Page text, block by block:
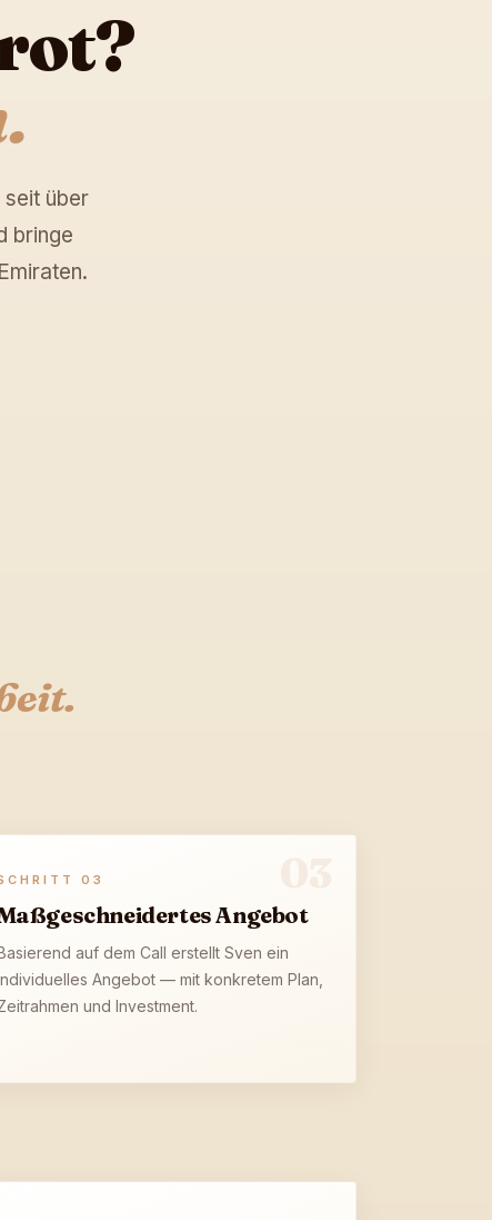
über
bringe
03
03
Angebot
auf dem Call erstellt Sven ein
Angebot — mit konkretem Plan,
und Investment.